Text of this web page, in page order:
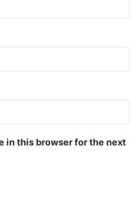
in this browser for the next